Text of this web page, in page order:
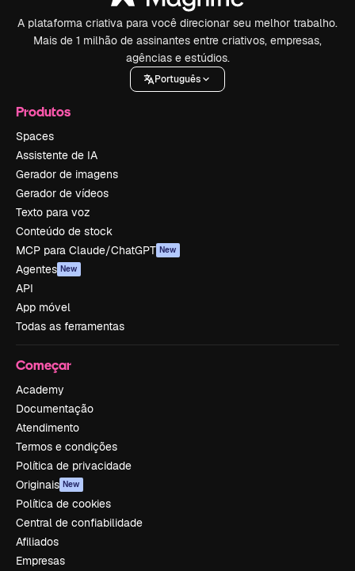
A plataforma criativa para você direcionar seu melhor trabalho.
Mais de 1 milhão de assinantes entre criativos, empresas,
agências e estúdios.
Português
Produtos
Spaces
Assistente de IA
Gerador de imagens
Gerador de vídeos
Texto para voz
Conteúdo de stock
MCP para Claude/ChatGPT New
Agentes New
API
App móvel
Todas as ferramentas
Começar
Academy
Documentação
Atendimento
Termos e condições
Política de privacidade
Originais New
Política de cookies
Central de confiabilidade
Afiliados
Empresas